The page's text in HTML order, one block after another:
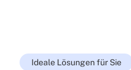
Ideale Lösungen für Sie